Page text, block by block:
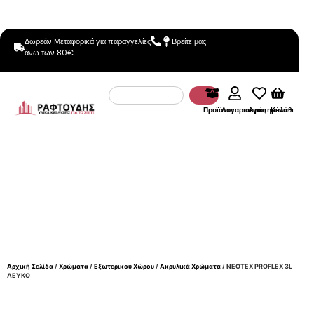
Δωρεάν Μεταφορικά για παραγγελίες
άνω των 80€
Βρείτε μας
ΠροϊόνταΛογαριασμόςΑγαπημένα
Καλάθι
Αρχική Σελίδα/Χρώματα/Εξωτερικού Χώρου/Ακρυλικά Χρώματα/ NEOTEX PROFLEX 3L
ΛΕΥΚΟ